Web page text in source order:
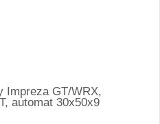
Impreza GT/WRX,
automat 30x50x9